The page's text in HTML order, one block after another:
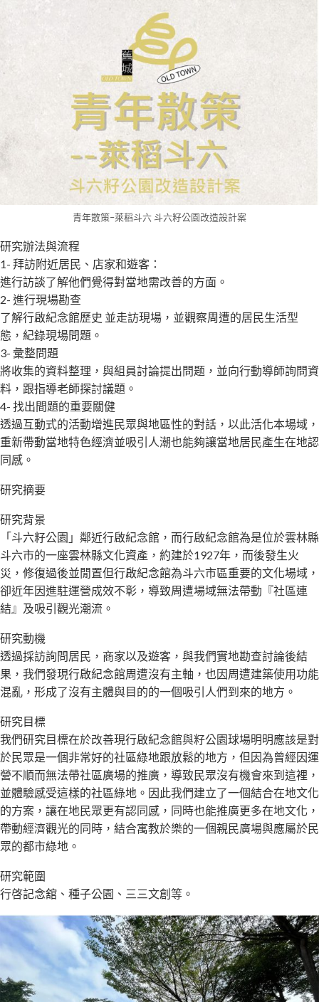
青年散策–萊稻斗六 斗六籽公園改造設計案
研究辦法與流程
1- 拜訪附近居民、店家和遊客：
進行訪談了解他們覺得對當地需改善的方面。
2- 進行現場勘查
了解行啟紀念館歷史 並走訪現場，並觀察周遭的居民生活型
態，紀錄現場問題。
3- 彙整問題
將收集的資料整理，與組員討論提出問题，並向行動導師詢問資
料，跟指導老師探討議題。
4- 找出間題的重要關健
透過互動式的活動增進民眾與地區性的對話，以此活化本場域，
重新帶動當地特色經濟並吸引人潮也能夠讓當地居民產生在地認
同感。
研究摘要
研究背景
「斗六籽公園」鄰近行啟紀念館，而行啟紀念館為是位於雲林縣
斗六市的一座雲林縣文化資產，約建於1927年，而後發生火
災，修復過後並閒置但行啟紀念館為斗六市區重要的文化場域，
卻近年因進駐運營成效不彰，導致周遭場域無法帶動『社區連
結』及吸引觀光潮流。
研究動機
透過採訪詢問居民，商家以及遊客，與我們實地勘查討論後結
果，我們發現行啟紀念館周遭沒有主軸，也因周遭建築使用功能
混亂，形成了沒有主體與目的的一個吸引人們到來的地方。
研究目標
我們研究目標在於改善現行啟紀念館與籽公園球場明明應該是對
於民眾是一個非常好的社區綠地跟放鬆的地方，但因為曾經因運
營不順而無法帶社區廣場的推廣，導致民眾沒有機會來到這裡，
並體驗感受這樣的社區綠地。因此我們建立了一個結合在地文化
的方案，讓在地民眾更有認同感，同時也能推廣更多在地文化，
帶動經濟觀光的同時，結合寓教於樂的一個親民廣場與應屬於民
眾的都市綠地。
研究範圍
行啓記念舘、種子公園、三三文創等。